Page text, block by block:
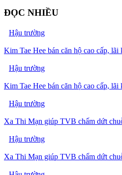
ĐỌC NHIỀU
Hậu trường
Kim Tae Hee bán căn hộ cao cấp, lãi
Hậu trường
Kim Tae Hee bán căn hộ cao cấp, lãi
Hậu trường
Xa Thi Mạn giúp TVB chấm dứt
Hậu trường
Xa Thi Mạn giúp TVB chấm dứt